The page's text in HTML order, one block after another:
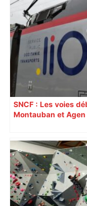
SNCF : Les voies
Montauban et